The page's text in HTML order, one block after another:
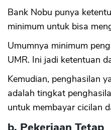
Bank Nobu punya
minimum untuk bisa
Umumnya minimum
UMR. Ini jadi ketentuan
Kemudian, penghasilan
adalah tingkat
untuk membayar cicilan